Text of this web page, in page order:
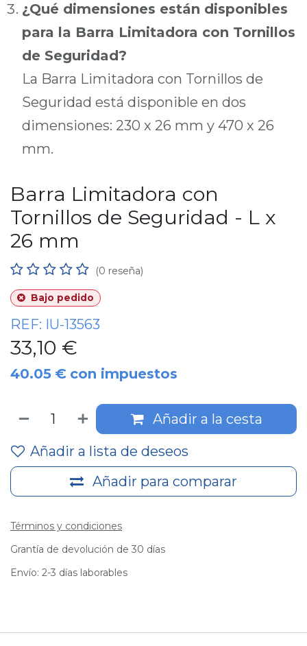
¿Qué dimensiones están disponibles
para la Barra Limitadora con Tornillos
de Seguridad?
La Barra Limitadora con Tornillos de
Seguridad está disponible en dos
dimensiones: 230 x 26 mm y 470 x 26
mm.
Barra Limitadora con
Tornillos de Seguridad - L x
26 mm
(0 reseña)
Bajo pedido
REF: IU-13563
33,10 €
40.05 € con impuestos
Añadir a la cesta
Añadir para comparar
Añadir a lista de deseos
Términos y condiciones
Grantía de devolución de 30 días
Envío: 2-3 días laborables